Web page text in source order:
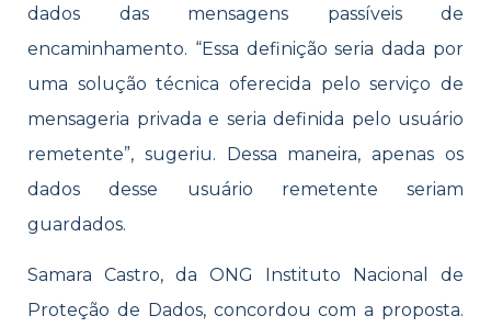
dados das mensagens passíveis de
encaminhamento. “Essa definição seria dada por
uma solução técnica oferecida pelo serviço de
mensageria privada e seria definida pelo usuário
remetente”, sugeriu. Dessa maneira, apenas os
dados desse usuário remetente seriam
guardados.
Samara Castro, da ONG Instituto Nacional de
Proteção de Dados, concordou com a proposta.